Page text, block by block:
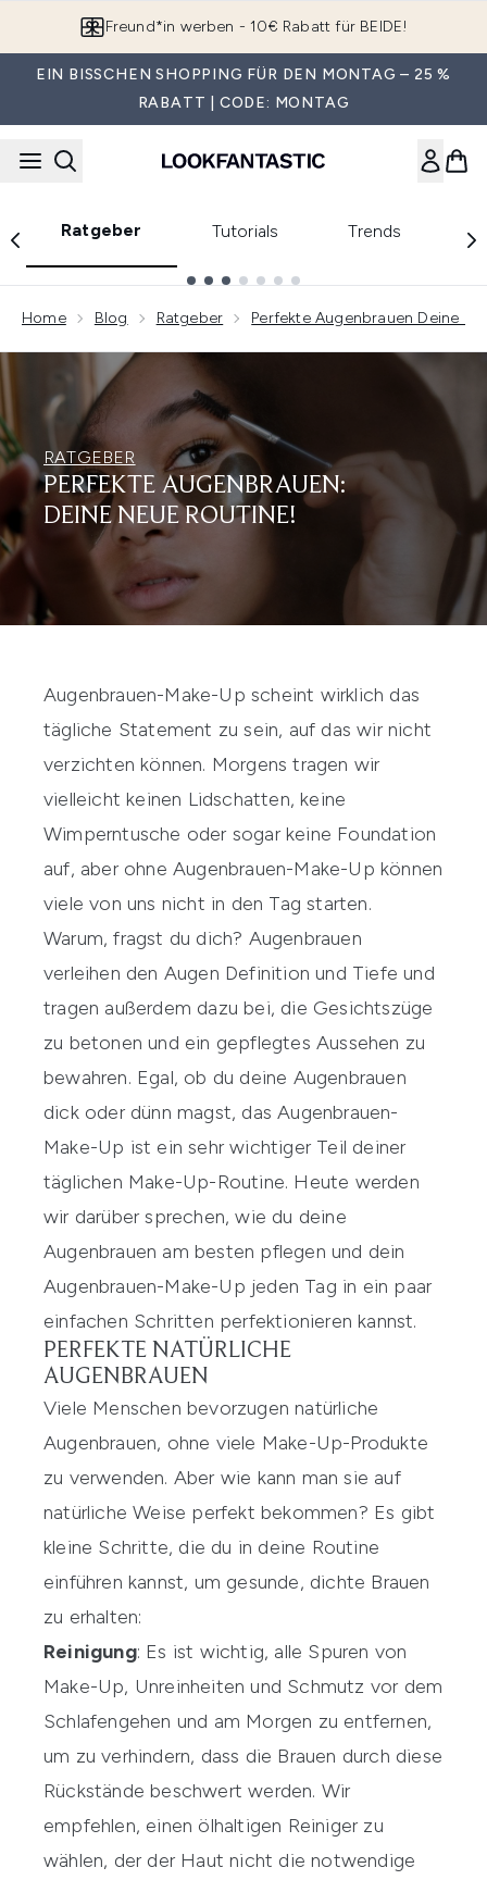
Freund*in werben - 10€ Rabatt für BEIDE!
EIN BISSCHEN SHOPPING FÜR DEN MONTAG – 25 %
RABATT | CODE: MONTAG
Ratgeber Tutorials Trends
Home Blog Ratgeber Perfekte Augenbrauen Deine
RATGEBER
PERFEKTE AUGENBRAUEN:
DEINE NEUE ROUTINE!
Augenbrauen-Make-Up scheint wirklich das
tägliche Statement zu sein, auf das wir nicht
verzichten können. Morgens tragen wir
vielleicht keinen Lidschatten, keine
Wimperntusche oder sogar keine Foundation
auf, aber ohne Augenbrauen-Make-Up können
viele von uns nicht in den Tag starten.
Warum, fragst du dich? Augenbrauen
verleihen den Augen Definition und Tiefe und
tragen außerdem dazu bei, die Gesichtszüge
zu betonen und ein gepflegtes Aussehen zu
bewahren. Egal, ob du deine Augenbrauen
dick oder dünn magst, das Augenbrauen-
Make-Up ist ein sehr wichtiger Teil deiner
täglichen Make-Up-Routine. Heute werden
wir darüber sprechen, wie du deine
Augenbrauen am besten pflegen und dein
Augenbrauen-Make-Up jeden Tag in ein paar
einfachen Schritten perfektionieren kannst.
PERFEKTE NATÜRLICHE
AUGENBRAUEN
Viele Menschen bevorzugen natürliche
Augenbrauen, ohne viele Make-Up-Produkte
zu verwenden. Aber wie kann man sie auf
natürliche Weise perfekt bekommen? Es gibt
kleine Schritte, die du in deine Routine
einführen kannst, um gesunde, dichte Brauen
zu erhalten:
Reinigung: Es ist wichtig, alle Spuren von
Make-Up, Unreinheiten und Schmutz vor dem
Schlafengehen und am Morgen zu entfernen,
um zu verhindern, dass die Brauen durch diese
Rückstände beschwert werden. Wir
empfehlen, einen ölhaltigen Reiniger zu
wählen, der der Haut nicht die notwendige